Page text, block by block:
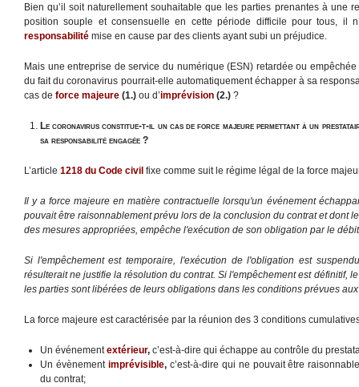
Bien qu’il soit naturellement souhaitable que les parties prenantes à une
position souple et consensuelle en cette période difficile pour tous, il
responsabilité mise en cause par des clients ayant subi un préjudice.
Mais une entreprise de service du numérique (ESN) retardée ou
du fait du coronavirus pourrait-elle automatiquement échapper à sa
cas de force majeure (1.) ou d’imprévision (2.) ?
Le coronavirus constitue-t-il un cas de force majeure permettant à un
sa responsabilité engagée ?
L’article 1218 du Code civil fixe comme suit le régime légal de la force
Il y a force majeure en matière contractuelle lorsqu'un événement
pouvait être raisonnablement prévu lors de la conclusion du contrat et dont
des mesures appropriées, empêche l'exécution de son obligation par le
Si l'empêchement est temporaire, l'exécution de l'obligation est
résulterait ne justifie la résolution du contrat. Si l'empêchement est définitif,
les parties sont libérées de leurs obligations dans les conditions prévues
La force majeure est caractérisée par la réunion des 3 conditions
Un événementextérieur, c’est-à-dire qui échappe au contrôle du
Un évènement imprévisible,c’est-à-dire qui ne pouvait être
du contrat;